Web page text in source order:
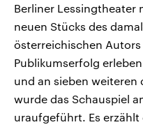
Berliner Lessingtheater
neuen Stücks des
österreichischen
Publikumserfolg
und an sieben
wurde das Schauspiel
uraufgeführt. Es